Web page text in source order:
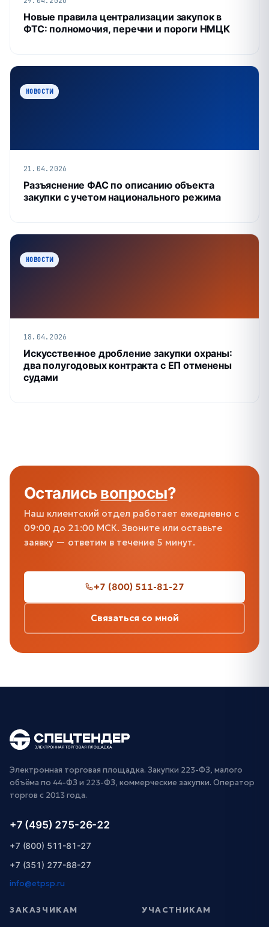
Новые правила централизации закупок в
ФТС: полномочия, перечни и пороги НМЦК
НОВОСТИ
21.04.2026
Разъяснение ФАС по описанию объекта
закупки с учетом национального режима
НОВОСТИ
18.04.2026
Искусственное дробление закупки охраны:
два полугодовых контракта с ЕП отменены
судами
Осталисьвопросы?
Наш клиентский отдел работает ежедневно с
09:00 до 21:00 МСК. Звоните или оставьте
заявку — ответим в течение 5 минут.
+7 (800) 511-81-27
Связаться со мной
Электронная торговая площадка. Закупки 223-ФЗ, малого
объёма по 44-ФЗ и 223-ФЗ, коммерческие закупки. Оператор
торгов с 2013 года.
+7 (495) 275-26-22
+7 (800) 511-81-27
+7 (351) 277-88-27
info@etpsp.ru
ЗАКАЗЧИКАМ УЧАСТНИКАМ